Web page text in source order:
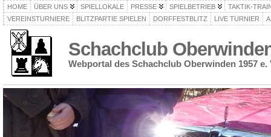
HOME ÜBER UNS SPIELLOKALE PRESSE SPIELBETRIEB
TAKTIK-
VEREINSTURNIERE
BLITZPARTIE SPIELEN DORFFESTBLITZ LIVE TURNIER
Schachclub
Webportal des Schachclub Oberwinden 1957 e.